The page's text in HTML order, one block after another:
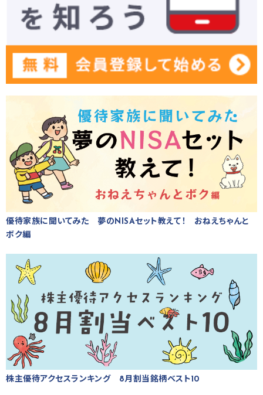
優待家族に聞いてみた 夢のNISAセット教えて！ おねえちゃんと
ボク編
株主優待アクセスランキング 8月割当銘柄ベスト10